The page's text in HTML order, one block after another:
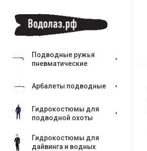
Подводные ружья
пневматические
Арбалеты подводные
Гидрокостюмы для
подводной охоты
Гидрокостюмы для
дайвинга и водных